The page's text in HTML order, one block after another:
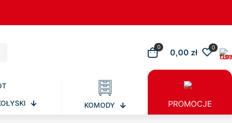
0
0,00 zł
0
KOMODY PROMOCJE